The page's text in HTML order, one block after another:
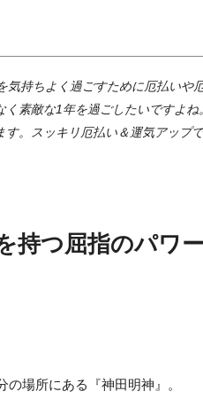
持ちよく過ごすために厄払いや
素敵な1年を過ごしたいですよ
。スッキリ厄払い＆運気アップ
持つ屈指のパワ
場所にある『神田明神』。